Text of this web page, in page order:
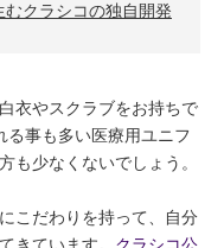
クラシコの独自開発
衣やスクラブをお持ちで
る事も多い医療用ユニフ
も少なくないでしょう。
こだわりを持って、自分